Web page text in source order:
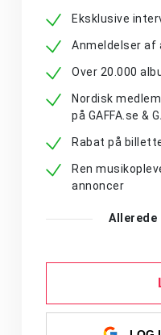
Eksklusive
Anmeldelser af
Over 20.000
Nordisk
på GAFFA.se &
Rabat på
Ren
annoncer
Allerede